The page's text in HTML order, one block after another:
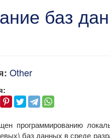
баз
Other
программированию
баз данных в среде